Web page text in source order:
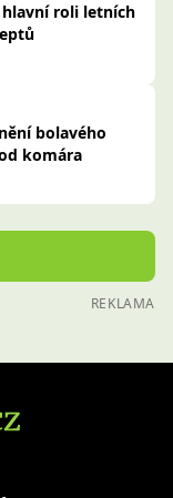
roli letních
bolavého
komára
REKLAMA